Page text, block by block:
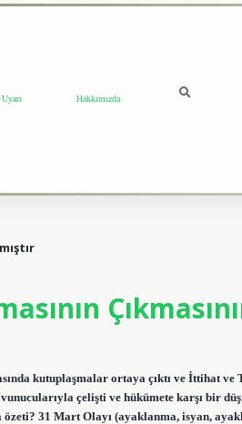
Hakkımızda
kutuplaşmalar ortaya çıktı ve İttihat
çelişti ve hükümete karşı bir
özeti? 31 Mart Olayı (ayaklanma, isyan,